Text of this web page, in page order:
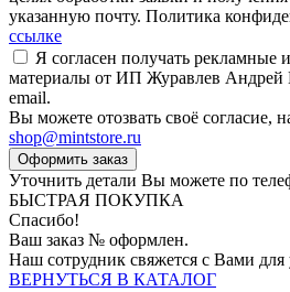
указанную почту. Политика
ссылке
Я согласен получать
материалы от ИП Журавлев Андрей
email.
Вы можете отозвать своё согласие,
shop@mintstore.ru
Оформить заказ
Уточнить детали Вы можете по
БЫСТРАЯ ПОКУПКА
Спасибо!
Ваш заказ № оформлен.
Наш сотрудник свяжется с Вами для
ВЕРНУТЬСЯ В КАТАЛОГ